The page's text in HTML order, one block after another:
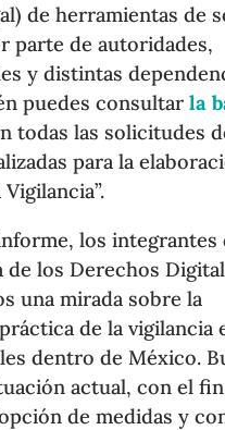
de herramientas de
parte de autoridades,
y distintas
puedes consultarla
todas las solicitudes
para la
los integrantes
de los Derechos
una mirada sobre la
de la vigilancia
dentro de México.
actual, con el
de medidas y